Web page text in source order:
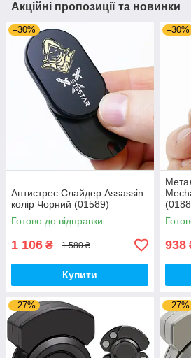
Акційні пропозиції та новинки
–30%
Антистрес Слайдер Assassin
колір Чорний (01589)
Готово до відправки
1 106 ₴ 1 580 ₴
Купити
–30%
938
–27% –27%